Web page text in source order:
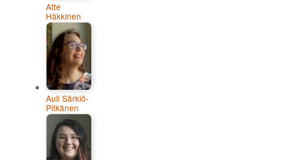
Atte
Häkkinen
Auli Särkiö-
Pitkänen